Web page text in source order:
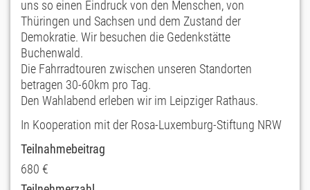
uns so einen Eindruck von den Menschen, von
Thüringen und Sachsen und dem Zustand der
Demokratie. Wir besuchen die Gedenkstätte
Buchenwald.
Die Fahrradtouren zwischen unseren Standorten
betragen 30-60km pro Tag.
Den Wahlabend erleben wir im Leipziger Rathaus.
In Kooperation mit der Rosa-Luxemburg-Stiftung NRW
Teilnahmebeitrag
680 €